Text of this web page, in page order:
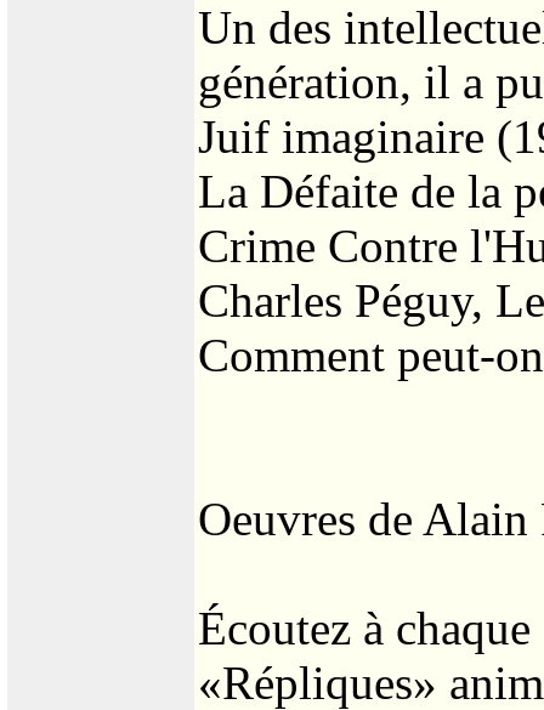
Un des
génération, il a
Juif imaginaire
La Défaite de la
Crime Contre
Charles Péguy,
Comment peut-
Oeuvres de
Écoutez à
«Répliques»